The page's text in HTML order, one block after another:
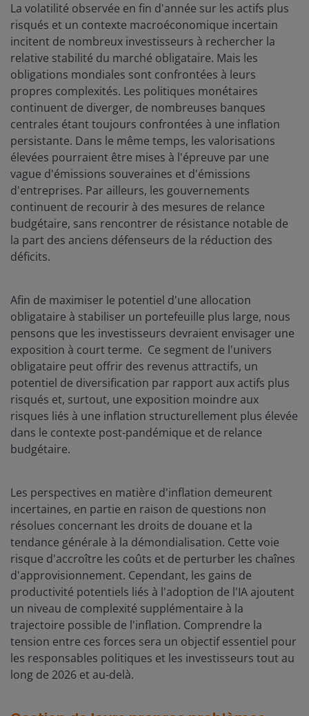
La volatilité observée en fin d'année sur les actifs plus
risqués et un contexte macroéconomique incertain
incitent de nombreux investisseurs à rechercher la
relative stabilité du marché obligataire. Mais les
obligations mondiales sont confrontées à leurs
propres complexités. Les politiques monétaires
continuent de diverger, de nombreuses banques
centrales étant toujours confrontées à une inflation
persistante. Dans le même temps, les valorisations
élevées pourraient être mises à l'épreuve par une
vague d'émissions souveraines et d'émissions
d'entreprises. Par ailleurs, les gouvernements
continuent de recourir à des mesures de relance
budgétaire, sans rencontrer de résistance notable de
la part des anciens défenseurs de la réduction des
déficits.
Afin de maximiser le potentiel d'une allocation
obligataire à stabiliser un portefeuille plus large, nous
pensons que les investisseurs devraient envisager une
exposition à court terme. Ce segment de l'univers
obligataire peut offrir des revenus attractifs, un
potentiel de diversification par rapport aux actifs plus
risqués et, surtout, une exposition moindre aux
risques liés à une inflation structurellement plus élevée
dans le contexte post-pandémique et de relance
budgétaire.
Les perspectives en matière d'inflation demeurent
incertaines, en partie en raison de questions non
résolues concernant les droits de douane et la
tendance générale à la démondialisation. Cette voie
risque d'accroître les coûts et de perturber les chaînes
d'approvisionnement. Cependant, les gains de
productivité potentiels liés à l'adoption de l'IA ajoutent
un niveau de complexité supplémentaire à la
trajectoire possible de l'inflation. Comprendre la
tension entre ces forces sera un objectif essentiel pour
les responsables politiques et les investisseurs tout au
long de 2026 et au-delà.